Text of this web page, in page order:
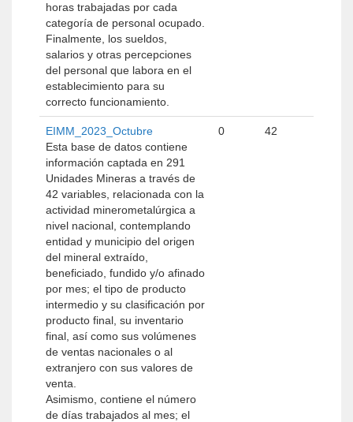
horas trabajadas por cada
categoría de personal ocupado.
Finalmente, los sueldos,
salarios y otras percepciones
del personal que labora en el
establecimiento para su
correcto funcionamiento.
EIMM_2023_Octubre
Esta base de datos contiene
información captada en 291
Unidades Mineras a través de
42 variables, relacionada con la
actividad minerometalúrgica a
nivel nacional, contemplando
entidad y municipio del origen
del mineral extraído,
beneficiado, fundido y/o afinado
por mes; el tipo de producto
intermedio y su clasificación por
producto final, su inventario
final, así como sus volúmenes
de ventas nacionales o al
extranjero con sus valores de
venta.
Asimismo, contiene el número
de días trabajados al mes; el
0 42